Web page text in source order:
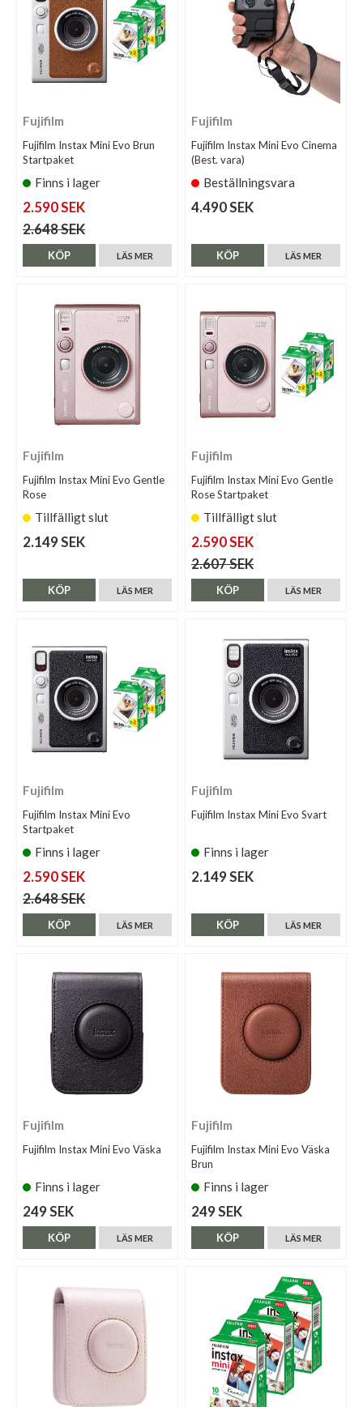
Fujifilm
Fujifilm Instax Mini Evo Brun
Startpaket
Finns i lager
2.590 SEK
2.648 SEK
LÄS MER
KÖP
Fujifilm
Fujifilm Instax Mini Evo Cinema
(Best. vara)
Beställningsvara
4.490 SEK
LÄS MER
KÖP
Fujifilm
Fujifilm Instax Mini Evo Gentle
Rose
Tillfälligt slut
2.149 SEK
LÄS MER
KÖP
Fujifilm
Fujifilm Instax Mini Evo Gentle
Rose Startpaket
Tillfälligt slut
2.590 SEK
2.607 SEK
LÄS MER
KÖP
Fujifilm
Fujifilm Instax Mini Evo
Startpaket
Finns i lager
2.590 SEK
2.648 SEK
LÄS MER
KÖP
Fujifilm
Fujifilm Instax Mini Evo Svart
Finns i lager
2.149 SEK
LÄS MER
KÖP
Fujifilm
Fujifilm Instax Mini Evo Väska
Finns i lager
249 SEK
LÄS MER
KÖP
Fujifilm
Fujifilm Instax Mini Evo Väska
Brun
Finns i lager
249 SEK
LÄS MER
KÖP